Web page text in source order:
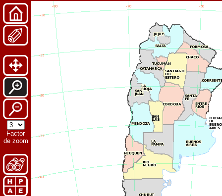
Factor
de zoom